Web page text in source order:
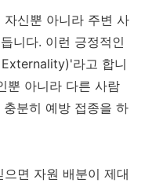
신뿐 아니라 주변 사
니다. 이런 긍정적인
라고 합니
뿐 아니라 다른 사람
분히 예방 접종을 하
면 자원 배분이 제대